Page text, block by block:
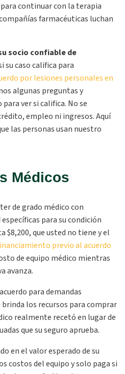
continuar con la terapia
farmacéuticas luchan
socio confiable de
su caso califica para
por lesiones personales en
algunas preguntas y
ver si califica. No se
empleo ni ingresos. Aquí
las personas usan nuestro
Médicos
de grado médico con
para su condición
$8,200, que usted no tiene y el
previo al acuerdo
de equipo médico mientras
avanza.
para demandas
los recursos para comprar
realmente recetó en lugar de
que su seguro aprueba.
en el valor esperado de su
costos del equipo y solo paga si